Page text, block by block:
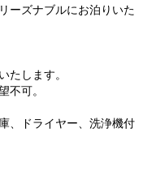
ーズナブルにお泊りいた
たします。
不可。
、ドライヤー、洗浄機付